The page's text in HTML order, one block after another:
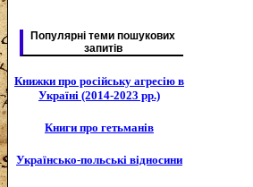
Популярні теми пошукових
запитів
Книжки про російську агресію в
Україні (2014-2023 рр.)
Книги про гетьманів
Українсько-польські відносини